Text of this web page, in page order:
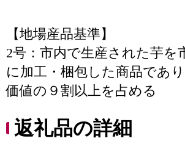
【地場産品基準】
2号：市内で生産された芋を
に加工・梱包した商品であ
価値の９割以上を占める
返礼品の詳細